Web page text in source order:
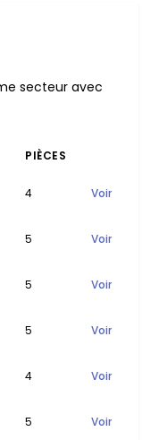
secteur avec
PIÈCES
4 Voir
5 Voir
5 Voir
5 Voir
4 Voir
5 Voir